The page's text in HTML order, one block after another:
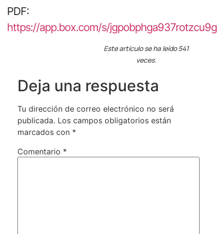
PDF:
https://app.box.com/s/
Este artículo se ha leído 541
veces.
Deja una respuesta
Tu dirección de correo electrónico no será
publicada. Los campos obligatorios están
marcados con *
Comentario *